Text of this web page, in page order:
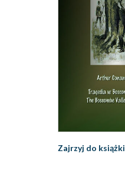
Zajrzyj do książki